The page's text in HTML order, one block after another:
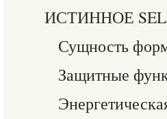
ИСТИННОЕ
Сущность
Защитные